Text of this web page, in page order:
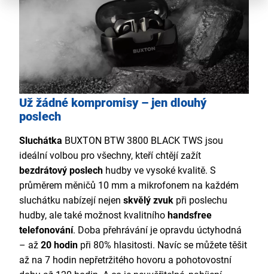
Už žádné kompromisy – jen dlouhý
poslech
Sluchátka BUXTON BTW 3800 BLACK TWS jsou
ideální volbou pro všechny, kteří chtějí zažít
bezdrátový poslech hudby ve vysoké kvalitě. S
průměrem měničů 10 mm a mikrofonem na každém
sluchátku nabízejí nejen skvělý zvuk při poslechu
hudby, ale také možnost kvalitního handsfree
telefonování. Doba přehrávání je opravdu úctyhodná
– až 20 hodin při 80% hlasitosti. Navíc se můžete těšit
až na 7 hodin nepřetržitého hovoru a pohotovostní